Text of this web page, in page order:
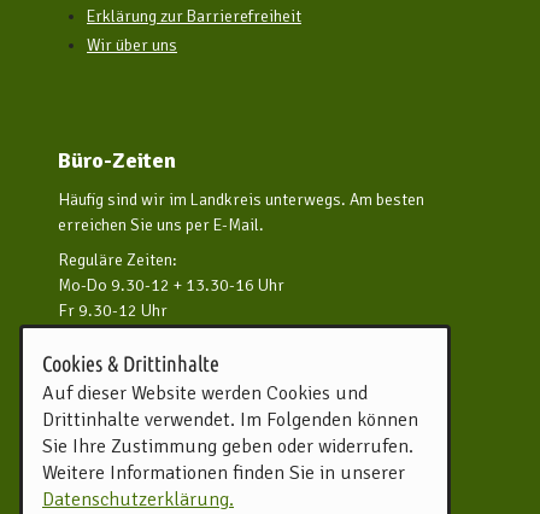
Erklärung zur Barrierefreiheit
Wir über uns
Büro-Zeiten
Häufig sind wir im Landkreis unterwegs. Am besten
erreichen Sie uns per E-Mail.
Reguläre Zeiten:
Mo-Do 9.30-12 + 13.30-16 Uhr
Fr 9.30-12 Uhr
Kontakt aufnehmen
Touristikverband Landkreis
Rotenburg (Wümme) e.V.
Harburger Straße 59
27356 Rotenburg (Wümme)
Cookies & Drittinhalte
Auf dieser Website werden Cookies und
Drittinhalte verwendet. Im Folgenden können
Sie Ihre Zustimmung geben oder widerrufen.
Weitere Informationen finden Sie in unserer
Datenschutzerklärung.